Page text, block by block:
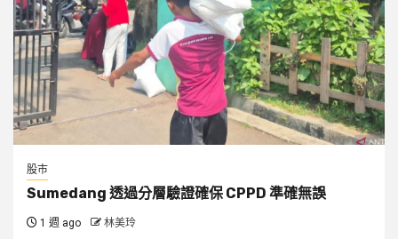
股市
Sumedang 透過分層驗證確保 CPPD 準確無誤
1 週 ago 林美玲